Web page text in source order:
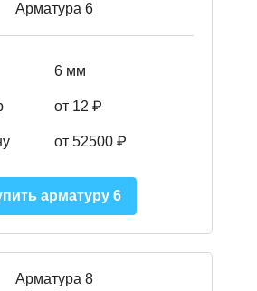
Арматура 6
6 мм
от 12 ₽
от 52500 ₽
арматуру 6
Арматура 8